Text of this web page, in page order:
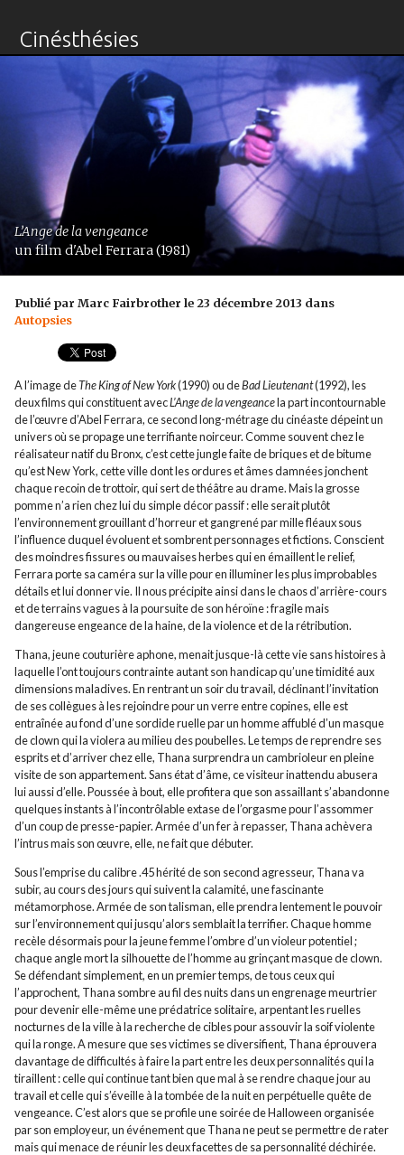
Cinésthésies
L’Ange de la vengeance
un film d'Abel Ferrara (1981)
Publié par Marc Fairbrother le 23 décembre 2013 dans
Autopsies
A l’image deThe King of New York(1990) ou deBad Lieutenant(1992), les
deux films qui constituent avecL’Ange de la vengeancela part incontournable
de l’œuvre d’Abel Ferrara, ce second long-métrage du cinéaste dépeint un
univers où se propage une terrifiante noirceur. Comme souvent chez le
réalisateur natif du Bronx, c’est cette jungle faite de briques et de bitume
qu’est New York, cette ville dont les ordures et âmes damnées jonchent
chaque recoin de trottoir, qui sert de théâtre au drame. Mais la grosse
pomme n’a rien chez lui du simple décor passif : elle serait plutôt
l’environnement grouillant d’horreur et gangrené par mille fléaux sous
l’influence duquel évoluent et sombrent personnages et fictions. Conscient
des moindres fissures ou mauvaises herbes qui en émaillent le relief,
Ferrara porte sa caméra sur la ville pour en illuminer les plus improbables
détails et lui donner vie. Il nous précipite ainsi dans le chaos d’arrière-cours
et de terrains vagues à la poursuite de son héroïne : fragile mais
dangereuse engeance de la haine, de la violence et de la rétribution.
Thana, jeune couturière aphone, menait jusque-là cette vie sans histoires à
laquelle l’ont toujours contrainte autant son handicap qu’une timidité aux
dimensions maladives. En rentrant un soir du travail, déclinant l’invitation
de ses collègues à les rejoindre pour un verre entre copines, elle est
entraînée au fond d’une sordide ruelle par un homme affublé d’un masque
de clown qui la violera au milieu des poubelles. Le temps de reprendre ses
esprits et d’arriver chez elle, Thana surprendra un cambrioleur en pleine
visite de son appartement. Sans état d’âme, ce visiteur inattendu abusera
lui aussi d’elle. Poussée à bout, elle profitera que son assaillant s’abandonne
quelques instants à l’incontrôlable extase de l’orgasme pour l’assommer
d’un coup de presse-papier. Armée d’un fer à repasser, Thana achèvera
l’intrus mais son œuvre, elle, ne fait que débuter.
Sous l’emprise du calibre .45 hérité de son second agresseur, Thana va
subir, au cours des jours qui suivent la calamité, une fascinante
métamorphose. Armée de son talisman, elle prendra lentement le pouvoir
sur l’environnement qui jusqu’alors semblait la terrifier. Chaque homme
recèle désormais pour la jeune femme l’ombre d’un violeur potentiel ;
chaque angle mort la silhouette de l’homme au grinçant masque de clown.
Se défendant simplement, en un premier temps, de tous ceux qui
l’approchent, Thana sombre au fil des nuits dans un engrenage meurtrier
pour devenir elle-même une prédatrice solitaire, arpentant les ruelles
nocturnes de la ville à la recherche de cibles pour assouvir la soif violente
qui la ronge. A mesure que ses victimes se diversifient, Thana éprouvera
davantage de difficultés à faire la part entre les deux personnalités qui la
tiraillent : celle qui continue tant bien que mal à se rendre chaque jour au
travail et celle qui s’éveille à la tombée de la nuit en perpétuelle quête de
vengeance. C’est alors que se profile une soirée de Halloween organisée
par son employeur, un événement que Thana ne peut se permettre de rater
mais qui menace de réunir les deux facettes de sa personnalité déchirée.